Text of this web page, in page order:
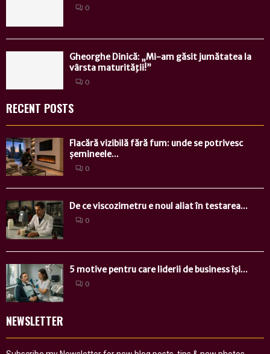
0
Gheorghe Dinică: „Mi-am găsit jumătatea la
vârsta maturităţii!”
0
RECENT POSTS
Flacără vizibilă fără fum: unde se potrivesc
șemineele...
0
De ce viscozimetru e noul aliat în testarea...
0
5 motive pentru care liderii de business își...
0
NEWSLETTER